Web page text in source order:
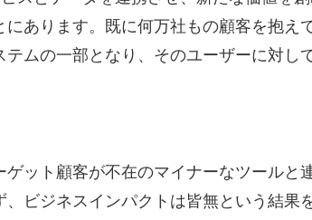
あります。既に何万社もの顧客を抱
ムの一部となり、そのユーザーに対し
ット顧客が不在のマイナーなツール
ビジネスインパクトは皆無という結